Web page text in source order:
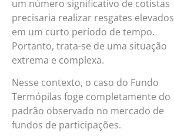
um número significativo de cotistas
precisaria realizar resgates elevados
em um curto período de tempo.
Portanto, trata-se de uma situação
extrema e complexa.
Nesse contexto, o caso do Fundo
Termópilas foge completamente do
padrão observado no mercado de
fundos de participações.